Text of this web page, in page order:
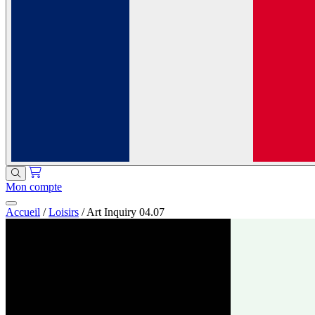
Mon compte
Accueil / Loisirs / Art Inquiry 04.07